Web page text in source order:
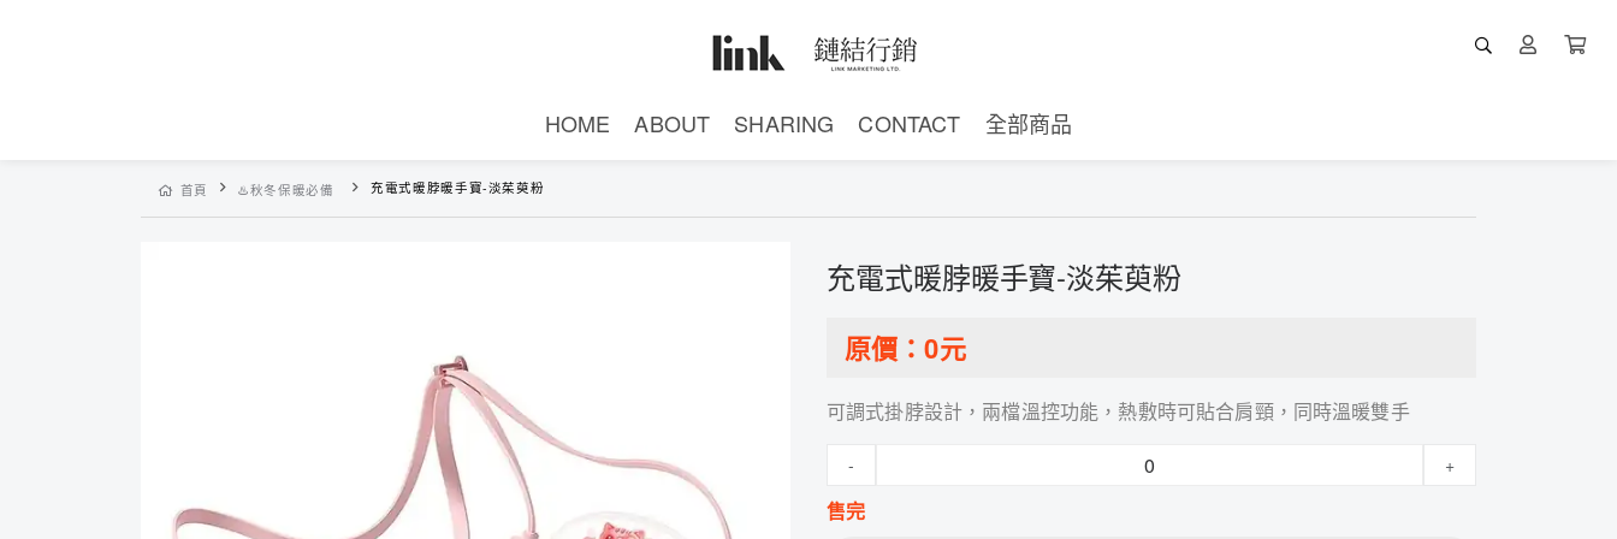
HOME ABOUT SHARING CONTACT 全部商品
首頁 ♨️秋冬保暖必備 充電式暖脖暖手寶-淡茱萸粉
充電式暖脖暖手寶-淡茱萸粉
原價：0元
可調式掛脖設計，兩檔溫控功能，熱敷時可貼合肩頸，同時溫暖雙手
- +
售完